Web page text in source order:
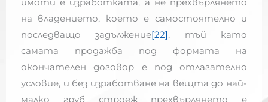
на владението, което е самостоятелно и
последващо задължение[22], тъй като
самата продажба под формата на
окончателен договор е под отлагателно
условие, и без изработване на вещта до най-
малко груб строеж прехвърлянето е